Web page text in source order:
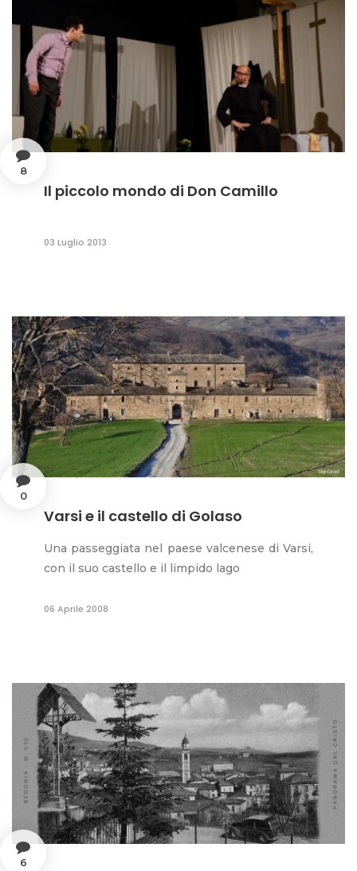
8
Il piccolo mondo di Don Camillo
03 Luglio 2013
0
Varsi e il castello di Golaso
Una passeggiata nel paese valcenese di Varsi,
con il suo castello e il limpido lago
06 Aprile 2008
6